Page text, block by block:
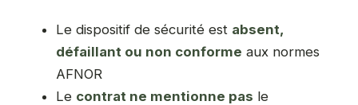
Le dispositif de sécurité est absent,
défaillant ou non conforme aux normes
AFNOR
Le contrat ne mentionne pas le